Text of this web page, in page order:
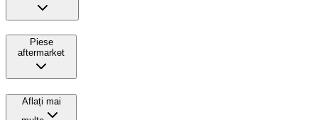
Piese
aftermarket
Aflați mai